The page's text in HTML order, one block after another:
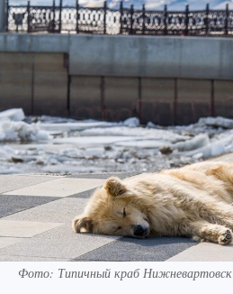
Фото: Типичный краб Нижневартовск